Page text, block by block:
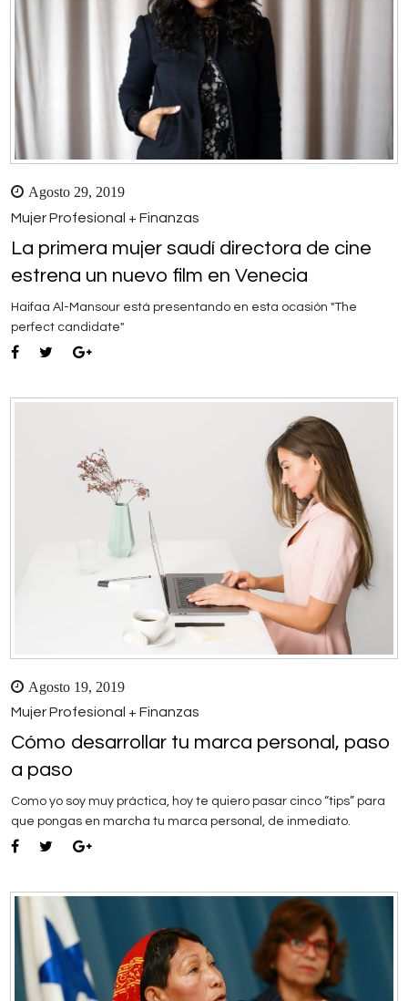
Agosto 29, 2019
Mujer Profesional + Finanzas
La primera mujer saudí directora de cine
estrena un nuevo film en Venecia
Haifaa Al-Mansour está presentando en esta ocasión "The
perfect candidate"
Agosto 19, 2019
Mujer Profesional + Finanzas
Cómo desarrollar tu marca personal, paso
a paso
Como yo soy muy práctica, hoy te quiero pasar cinco “tips” para
que pongas en marcha tu marca personal, de inmediato.